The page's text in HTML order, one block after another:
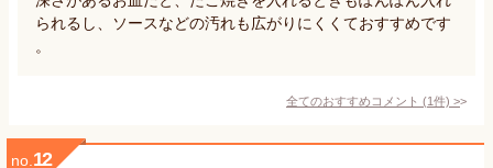
られるし、ソースなどの汚れも広がりにくくておすすめです
。
全てのおすすめコメント (1件) >
no. 12